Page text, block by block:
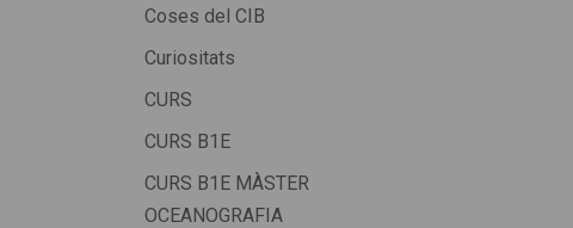
Coses del CIB
Curiositats
CURS
CURS B1E
CURS B1E MÀSTER
OCEANOGRAFIA